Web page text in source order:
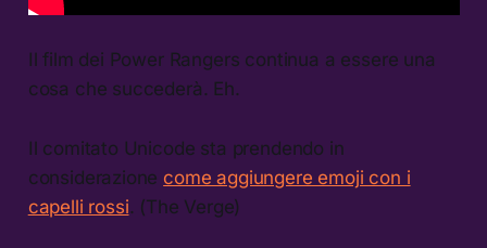
Il film dei Power Rangers continua a essere una
cosa che succederà. Eh.
Il comitato Unicode sta prendendo in
considerazione come aggiungere emoji con i
capelli rossi. (The Verge)